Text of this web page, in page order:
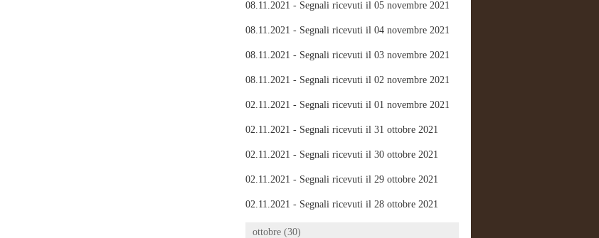
08.11.2021 - Segnali ricevuti il 05 novembre 2021
08.11.2021 - Segnali ricevuti il 04 novembre 2021
08.11.2021 - Segnali ricevuti il 03 novembre 2021
08.11.2021 - Segnali ricevuti il 02 novembre 2021
02.11.2021 - Segnali ricevuti il 01 novembre 2021
02.11.2021 - Segnali ricevuti il 31 ottobre 2021
02.11.2021 - Segnali ricevuti il 30 ottobre 2021
02.11.2021 - Segnali ricevuti il 29 ottobre 2021
02.11.2021 - Segnali ricevuti il 28 ottobre 2021
ottobre (30)